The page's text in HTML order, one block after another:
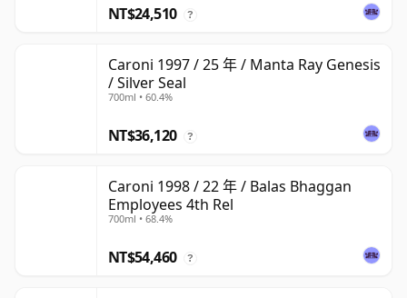
NT$24,510 ?
Caroni 1997 / 25 年 / Manta Ray Genesis
/ Silver Seal
700ml • 60.4%
NT$36,120 ?
Caroni 1998 / 22 年 / Balas Bhaggan
Employees 4th Rel
700ml • 68.4%
NT$54,460 ?